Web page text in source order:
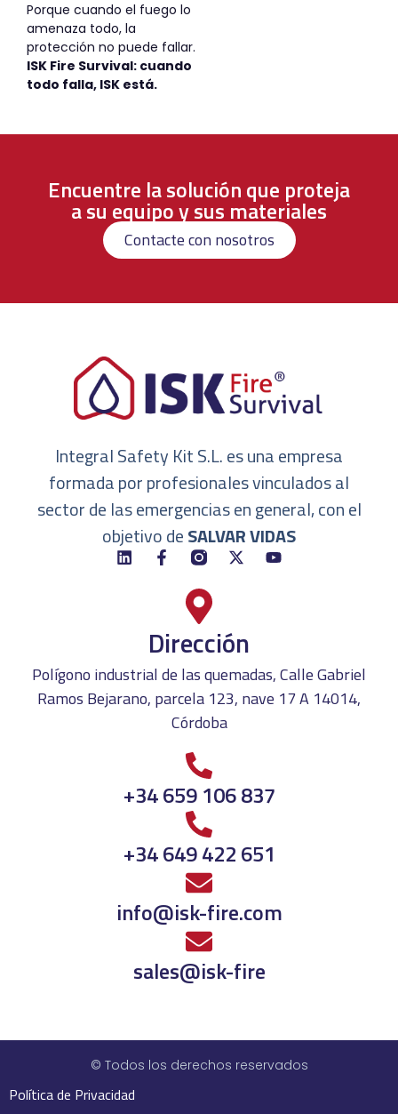
Porque cuando el fuego lo
amenaza todo, la
protección no puede fallar.
ISK Fire Survival: cuando
todo falla, ISK está.
Encuentre la solución que proteja
a su equipo y sus materiales
Contacte con nosotros
Integral Safety Kit S.L. es una empresa
formada por profesionales vinculados al
sector de las emergencias en general, con el
objetivo deSALVAR VIDAS
Dirección
Polígono industrial de las quemadas, Calle Gabriel
Ramos Bejarano, parcela 123, nave 17 A 14014,
Córdoba
+34 659 106 837
+34 649 422 651
info@isk-fire.com
sales@isk-fire
Política de Privacidad
© Todos los derechos reservados